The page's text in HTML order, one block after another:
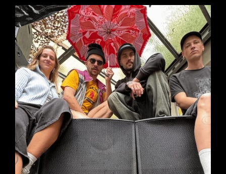
ZU
K.O.-
MITTELN
UND
CHEMISCHEN
SUBSTANZEN